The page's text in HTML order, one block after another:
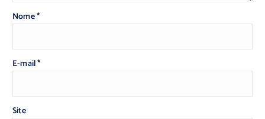
Nome*
E-mail*
Site